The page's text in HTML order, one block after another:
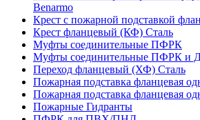
Benarmo
Крест с пожарной подставкой
Крест фланцевый (КФ) Сталь
Муфты соединительные ПФРК
Муфты соединительные ПФРК и
Переход фланцевый (ХФ) Сталь
Пожарная подставка фланцевая
Пожарная подставка фланцевая
Пожарные Гидранты